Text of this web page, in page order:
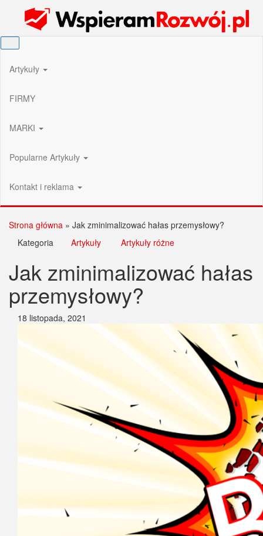
Wspieram Rozwój PL
Artykuły
FIRMY
MARKI
Popularne Artykuły
Kontakt i reklama
Strona główna » Jak zminimalizować hałas przemysłowy?
Kategoria
Artykuły Artykuły różne
Jak zminimalizować hałas
przemysłowy?
18 listopada, 2021